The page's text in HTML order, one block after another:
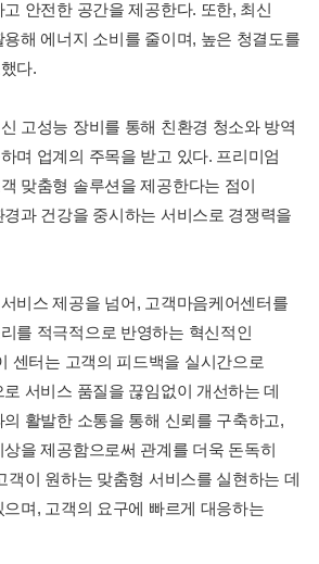
안전한 공간을 제공한다. 또한, 최신
해 에너지 소비를 줄이며, 높은 청결도를
다.
고성능 장비를 통해 친환경 청소와 방역
며 업계의 주목을 받고 있다. 프리미엄
맞춤형 솔루션을 제공한다는 점이
과 건강을 중시하는 서비스로 경쟁력을
비스 제공을 넘어, 고객마음케어센터를
를 적극적으로 반영하는 혁신적인
센터는 고객의 피드백을 실시간으로
서비스 품질을 끊임없이 개선하는 데
활발한 소통을 통해 신뢰를 구축하고,
을 제공함으로써 관계를 더욱 돈독히
객이 원하는 맞춤형 서비스를 실현하는 데
며, 고객의 요구에 빠르게 대응하는